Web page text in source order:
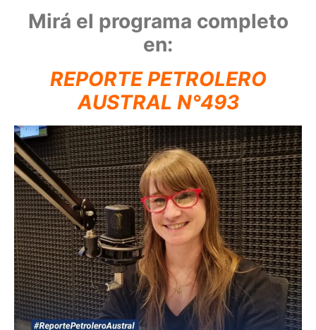
Mirá el programa completo
en:
REPORTE PETROLERO
AUSTRAL N°493